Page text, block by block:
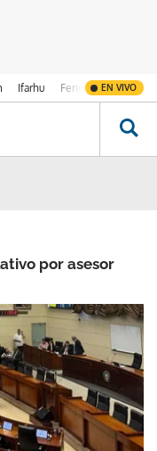
Ifarhu Fenómeno de El
EN VIVO
por asesor